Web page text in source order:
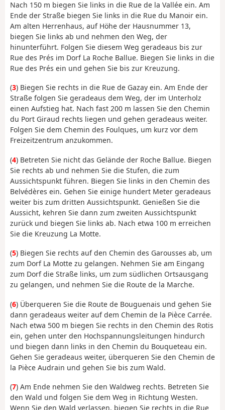
Nach 150 m biegen Sie links in die Rue de la Vallée ein. Am
Ende der Straße biegen Sie links in die Rue du Manoir ein.
Am alten Herrenhaus, auf Höhe der Hausnummer 13,
biegen Sie links ab und nehmen den Weg, der
hinunterführt. Folgen Sie diesem Weg geradeaus bis zur
Rue des Prés im Dorf La Roche Ballue. Biegen Sie links in die
Rue des Prés ein und gehen Sie bis zur Kreuzung.
(3) Biegen Sie rechts in die Rue de Gazay ein. Am Ende der
Straße folgen Sie geradeaus dem Weg, der im Unterholz
einen Aufstieg hat. Nach fast 200 m lassen Sie den Chemin
du Port Giraud rechts liegen und gehen geradeaus weiter.
Folgen Sie dem Chemin des Foulques, um kurz vor dem
Freizeitzentrum anzukommen.
(4) Betreten Sie nicht das Gelände der Roche Ballue. Biegen
Sie rechts ab und nehmen Sie die Stufen, die zum
Aussichtspunkt führen. Biegen Sie links in den Chemin des
Belvédères ein. Gehen Sie einige hundert Meter geradeaus
weiter bis zum dritten Aussichtspunkt. Genießen Sie die
Aussicht, kehren Sie dann zum zweiten Aussichtspunkt
zurück und biegen Sie links ab. Nach etwa 100 m erreichen
Sie die Kreuzung La Motte.
(5) Biegen Sie rechts auf den Chemin des Garousses ab, um
zum Dorf La Motte zu gelangen. Nehmen Sie am Eingang
zum Dorf die Straße links, um zum südlichen Ortsausgang
zu gelangen, und nehmen Sie die Route de la Marche.
(6) Überqueren Sie die Route de Bouguenais und gehen Sie
dann geradeaus weiter auf dem Chemin de la Pièce Carrée.
Nach etwa 500 m biegen Sie rechts in den Chemin des Rotis
ein, gehen unter den Hochspannungsleitungen hindurch
und biegen dann links in den Chemin du Bouqueteau ein.
Gehen Sie geradeaus weiter, überqueren Sie den Chemin de
la Pièce Audrain und gehen Sie bis zum Wald.
(7) Am Ende nehmen Sie den Waldweg rechts. Betreten Sie
den Wald und folgen Sie dem Weg in Richtung Westen.
Wenn Sie den Wald verlassen, biegen Sie rechts in die Rue